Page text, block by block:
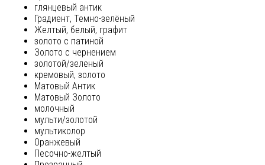
глянцевый антик
Градиент, Темно-зелёный
Желтый, белый, графит
золото с патиной
Золото с чернением
золотой/зеленый
кремовый, золото
Матовый Антик
Матовый Золото
молочный
мульти/золотой
мультиколор
Оранжевый
Песочно-желтый